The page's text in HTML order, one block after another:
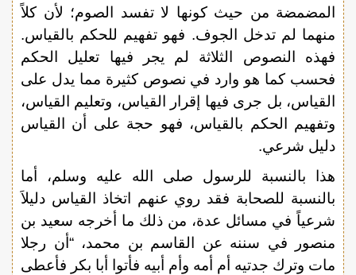
المضمضة من حيث كونها لا تفسد الصوم؛ لأن كلاً
منهما لم تدخل الجوف. فهو تفهيم للحكم بالقياس.
فهذه النصوص الثلاثة لم يجر فيها تعليل الحكم
فحسب كما هو وارد في نصوص كثيرة مما يدل على
القياس، بل جرى فيها إقرار القياس، وتعليم القياس،
وتفهيم الحكم بالقياس، فهو حجة على أن القياس
دليل شرعي.
هذا بالنسبة للرسول صلى الله عليه وسلم، أما
بالنسبة للصحابة فقد روي عنهم اتخاذ القياس دليلاَ
شرعياً في مسائل عدة، من ذلك ما أخرجه سعيد بن
منصور في سننه عن القاسم بن محمد، “أن رجلا
مات وترك جدتيه أم أمه وأم أبيه فأتوا أبا بكر فأعطى